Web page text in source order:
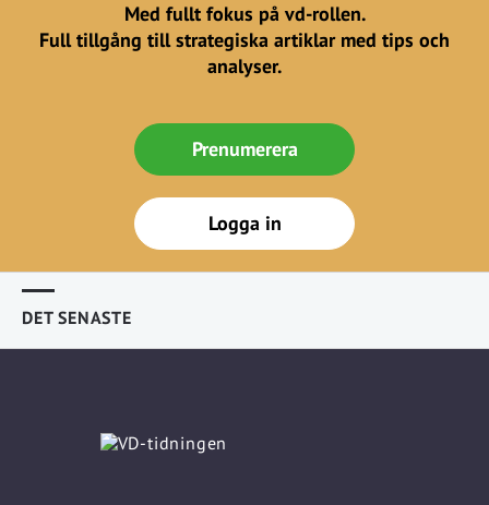
Med fullt fokus på vd-rollen.
Full tillgång till strategiska artiklar med tips och
analyser.
Prenumerera
Logga in
DET SENASTE